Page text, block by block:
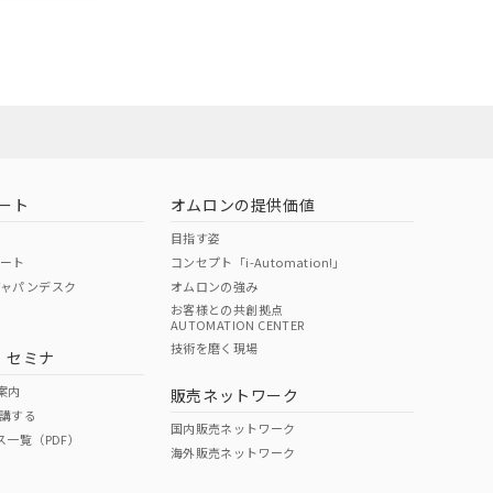
O O
ト
ト
パンデスク
セミナ
内
する
覧（PDF）
オムロンの提供価値
目指す姿
コンセプト「i-Automation!」
オムロンの強み
お客様との共創拠点
AUTOMATION CENTER
技術を磨く現場
販売ネットワーク
国内販売ネットワーク
海外販売ネットワーク